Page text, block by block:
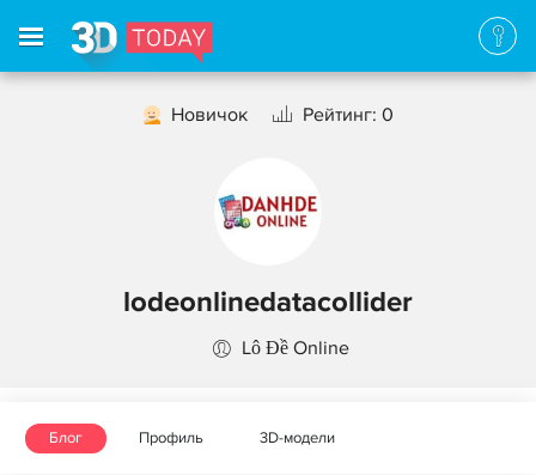
Новичок Рейтинг: 0
lodeonlinedatacollider
Lô Đề Online
Блог Профиль 3D-модели